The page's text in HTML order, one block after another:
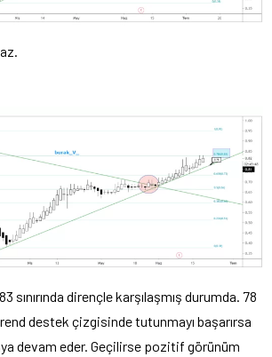
sınırında dirençle karşılaşmış durumda. 78
destek çizgisinde tutunmayı başarırsa
devam eder. Geçilirse pozitif görünüm